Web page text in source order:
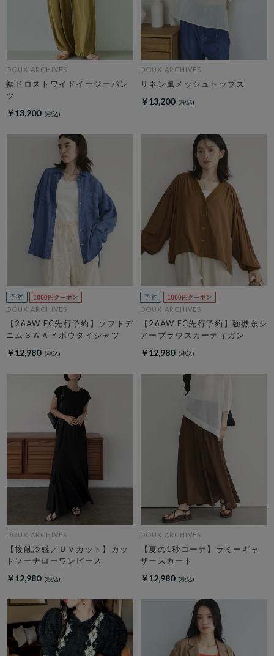
DOUX ARCHIVES
裾ドロストワイドイージーパン
ツ
￥13,200
DOUX ARCHIVES
リネン風メッシュトップス
￥13,200
DOUX ARCHIVES
【26AW EC先行予約】ソフトデ
ニム３ＷＡＹボウタイシャツ
￥12,980
DOUX ARCHIVES
【26AW EC先行予約】強撚糸シ
アーブラウスカーディガン
￥12,980
DOUX ARCHIVES
【接触冷感／ＵＶカット】カッ
トソーナローワンピース
￥12,980
DOUX ARCHIVES
【夏の1秒コーデ】ラミーギャ
ザースカート
￥12,980